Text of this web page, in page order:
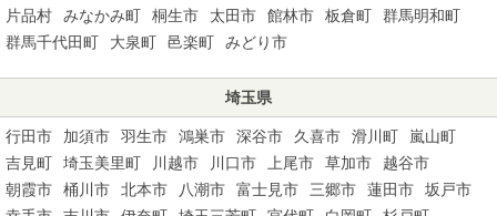
片品村 みなかみ町 桐生市 太田市 館林市 板倉町
群馬明和町
群馬千代田町
大泉町 邑楽町 みどり市
埼玉県
行田市 加須市 羽生市 鴻巣市 深谷市 久喜市 滑川町
嵐山町
吉見町
埼玉美里町 川越市 川口市 上尾市 草加市
越谷市
朝霞市
桶川市 北本市 八潮市 富士見市 三郷市 蓮田市
坂戸市